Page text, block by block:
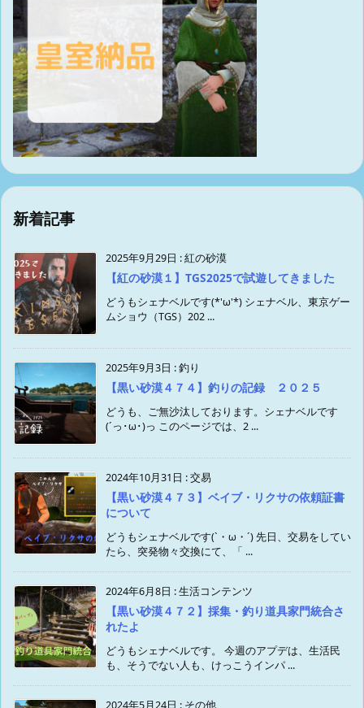
新着記事
2025年9月29日 :紅の砂漠
【紅の砂漠１】TGS2025で試遊してきました
どうもシェナベルです(*'ω'*) シェナベル、東京ゲー
ムショウ（TGS）202 ...
2025年9月3日 :釣り
【黒い砂漠４７４】釣りの記録 ２０２５
どうも、ご無沙汰しております。シェナベルです
(´っ･ω･)っ このページでは、2 ...
2024年10月31日 :交易
【黒い砂漠４７３】ベイブ・リクサの依頼証書
について
どうもシェナベルです(`・ω・´) 先日、交易をしてい
たら、突発物々交換にて、「 ...
2024年6月8日 :生活コンテンツ
【黒い砂漠４７２】採集・釣り道具家門統合さ
れたよ
どうもシェナベルです。 今週のアプデは、生活民
も、そうでない人も、けっこうインパ ...
2024年5月24日 : その他